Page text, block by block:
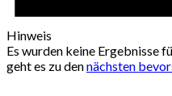
Hinweis
Es wurden keine Ergebnisse
geht es zu dennächsten